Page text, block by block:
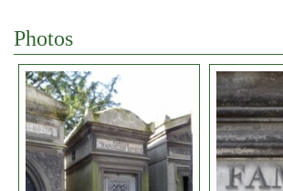
Photos